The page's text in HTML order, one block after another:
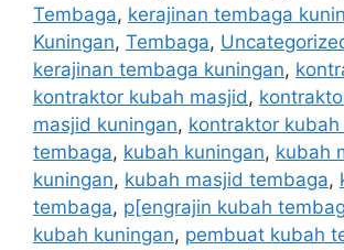
Tembaga, kerajinan tembaga
Kuningan, Tembaga,
kerajinan tembaga kuningan,
kontraktor kubah masjid,
masjid kuningan, kontraktor kubah
tembaga, kubah kuningan, kubah
kuningan, kubah masjid tembaga,
tembaga, p[engrajin kubah
kubah kuningan, pembuat kubah